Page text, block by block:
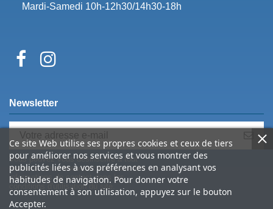
Mardi-Samedi 10h-12h30/14h30-18h
Ce site Web utilise ses propres cookies et ceux de tiers
pour améliorer nos services et vous montrer des
publicités liées à vos préférences en analysant vos
habitudes de navigation. Pour donner votre
consentement à son utilisation, appuyez sur le bouton
Accepter.
Newsletter
Vous pouvez vous désinscrire à tout
moment. Vous trouverez pour cela nos
informations de contact dans les
conditions d'utilisation du site.